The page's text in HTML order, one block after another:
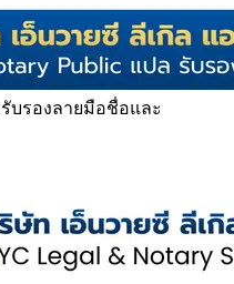
บรองลายมือชื่อและ